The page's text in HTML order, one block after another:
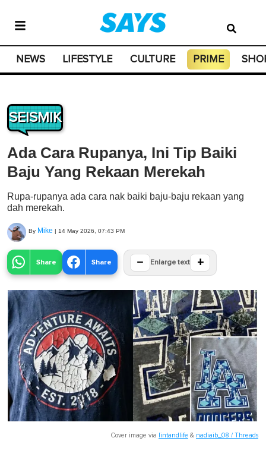
NEWS LIFESTYLE CULTURE PRIME
SEISMIK
Ada Cara Rupanya, Ini Tip Baiki
Baju Yang Rekaan Merekah
Rupa-rupanya ada cara nak baiki baju-baju rekaan yang
dah merekah.
By Mike | 14 May 2026, 07:43 PM
Share Share − Enlarge text +
Cover image via lintandlife & nadiaib_08 / Threads